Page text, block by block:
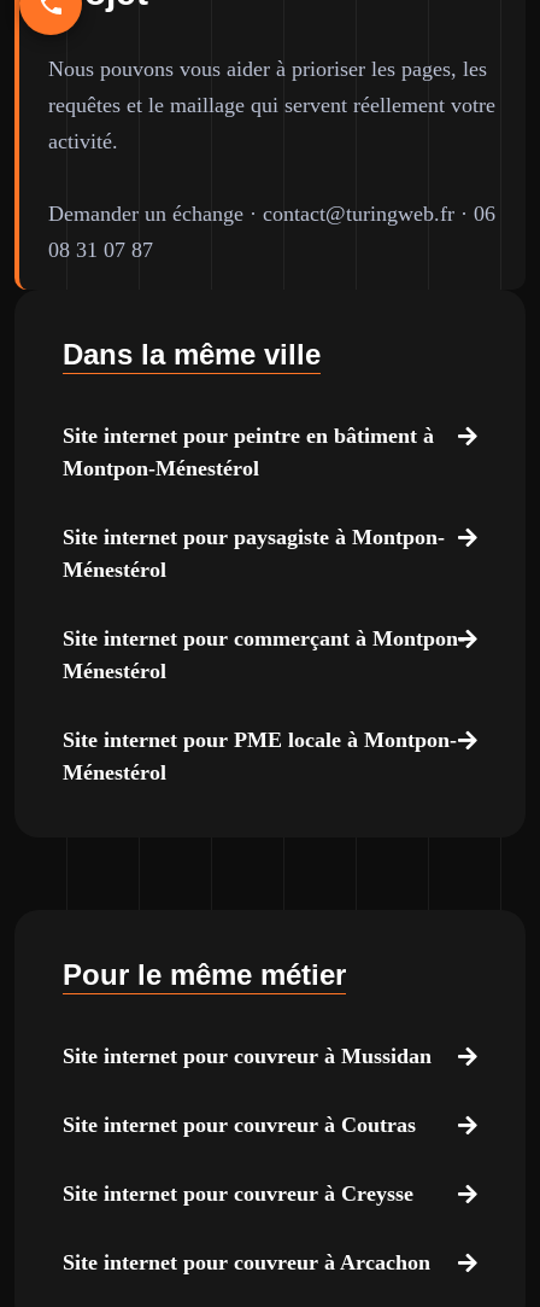
Nous pouvons vous aider à prioriser les pages, les
requêtes et le maillage qui servent réellement votre
activité.
Demander un échange · contact@turingweb.fr · 06
08 31 07 87
Dans la même ville
Site internet pour peintre en bâtiment à
Montpon-Ménestérol
Site internet pour paysagiste à Montpon-
Ménestérol
Site internet pour commerçant à Montpon-
Ménestérol
Site internet pour PME locale à Montpon-
Ménestérol
Pour le même métier
Site internet pour couvreur à Mussidan
Site internet pour couvreur à Coutras
Site internet pour couvreur à Creysse
Site internet pour couvreur à Arcachon